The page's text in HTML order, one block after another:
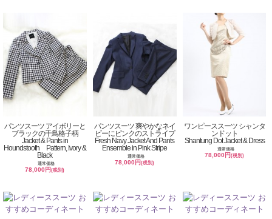
パンツスーツ アイボリーと
ブラックの千鳥格子柄
Jacket & Pants in
Houndstooth Pattern, Ivory &
Black
通常価格
78,000円(税別)
パンツスーツ 爽やかなネイ
ビーにピンクのストライプ
Fresh Navy Jacket And Pants
Ensemble in Pink Stripe
通常価格
78,000円(税別)
ワンピーススーツ シャンタ
ンドット
Shantung Dot Jacket & Dress
通常価格
78,000円(税別)